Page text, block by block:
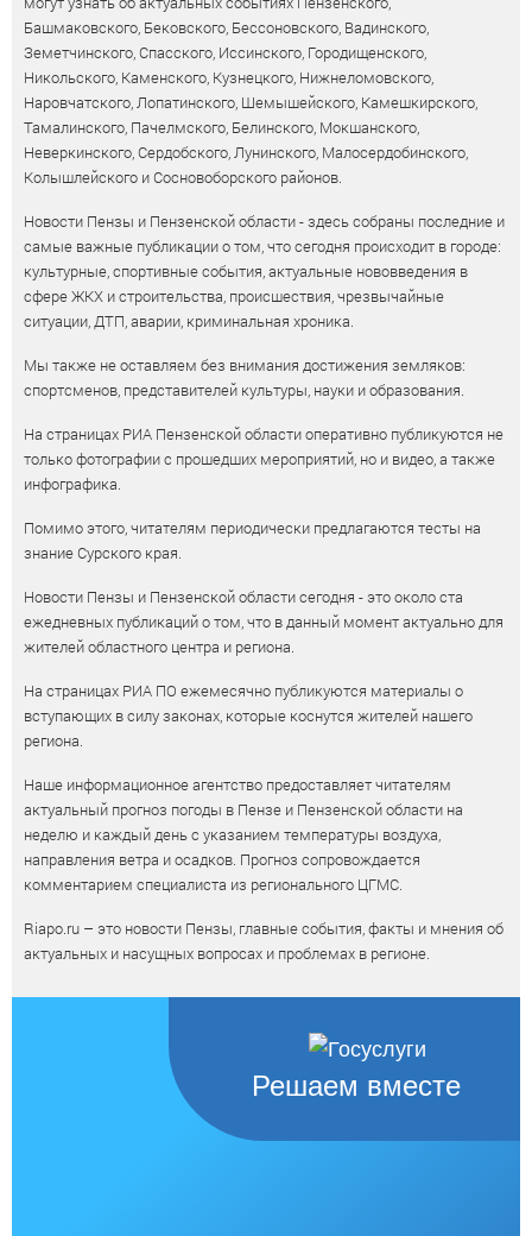
Башмаковского, Бековского, Бессоновского, Вадинского,
Земетчинского, Спасского, Иссинского, Городищенского,
Никольского, Каменского, Кузнецкого, Нижнеломовского,
Наровчатского, Лопатинского, Шемышейского, Камешкирского,
Тамалинского, Пачелмского, Белинского, Мокшанского,
Неверкинского, Сердобского, Лунинского, Малосердобинского,
Колышлейского и Сосновоборского районов.
Новости Пензы и Пензенской области - здесь собраны последние и
самые важные публикации о том, что сегодня происходит в городе:
культурные, спортивные события, актуальные нововведения в
сфере ЖКХ и строительства, происшествия, чрезвычайные
ситуации, ДТП, аварии, криминальная хроника.
Мы также не оставляем без внимания достижения земляков:
спортсменов, представителей культуры, науки и образования.
На страницах РИА Пензенской области оперативно публикуются не
только фотографии с прошедших мероприятий, но и видео, а также
инфографика.
Помимо этого, читателям периодически предлагаются тесты на
знание Сурского края.
Новости Пензы и Пензенской области сегодня - это около ста
ежедневных публикаций о том, что в данный момент актуально для
жителей областного центра и региона.
На страницах РИА ПО ежемесячно публикуются материалы о
вступающих в силу законах, которые коснутся жителей нашего
региона.
Наше информационное агентство предоставляет читателям
актуальный прогноз погоды в Пензе и Пензенской области на
неделю и каждый день с указанием температуры воздуха,
направления ветра и осадков. Прогноз сопровождается
комментарием специалиста из регионального ЦГМС.
Riapo.ru – это новости Пензы, главные события, факты и мнения об
актуальных и насущных вопросах и проблемах в регионе.
Решаем вместе